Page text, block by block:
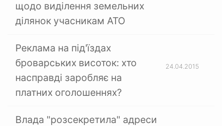
щодо виділення земельних
ділянок учасникам АТО
Реклама на під'їздах
броварських висоток: хто
насправді заробляє на
платних оголошеннях?
24.04.2015
Влада "розсекретила" адреси